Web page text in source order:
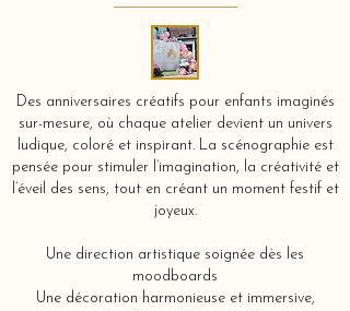
Des anniversaires créatifs pour enfants imaginés
sur-mesure, où chaque atelier devient un univers
ludique, coloré et inspirant. La scénographie est
pensée pour stimuler l’imagination, la créativité et
l’éveil des sens, tout en créant un moment festif et
joyeux.
Une direction artistique soignée dès les
moodboards
Une décoration harmonieuse et immersive,